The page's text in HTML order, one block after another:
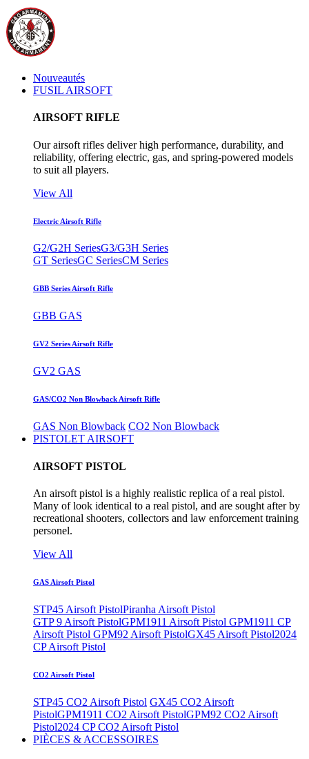
Nouveautés
FUSIL AIRSOFT
AIRSOFT RIFLE
Our airsoft rifles deliver high performance, durability, and
reliability, offering electric, gas, and spring-powered models
to suit all players.
View All
Electric Airsoft Rifle
G2/G2H SeriesG3/G3H Series
GT SeriesGC SeriesCM Series
GBB Series Airsoft Rifle
GBB GAS
GV2 Series Airsoft Rifle
GV2 GAS
GAS/CO2 Non Blowback Airsoft Rifle
GAS Non Blowback CO2 Non Blowback
PISTOLET AIRSOFT
AIRSOFT PISTOL
An airsoft pistol is a highly realistic replica of a real pistol.
Many of look identical to a real pistol, and are sought after by
recreational shooters, collectors and law enforcement training
personel.
View All
GAS Airsoft Pistol
STP45 Airsoft PistolPiranha Airsoft Pistol
GTP 9 Airsoft PistolGPM1911 Airsoft Pistol GPM1911 CP
Airsoft Pistol GPM92 Airsoft PistolGX45 Airsoft Pistol2024
CP Airsoft Pistol
CO2 Airsoft Pistol
STP45 CO2 Airsoft Pistol GX45 CO2 Airsoft
PistolGPM1911 CO2 Airsoft PistolGPM92 CO2 Airsoft
Pistol2024 CP CO2 Airsoft Pistol
PIÈCES & ACCESSOIRES